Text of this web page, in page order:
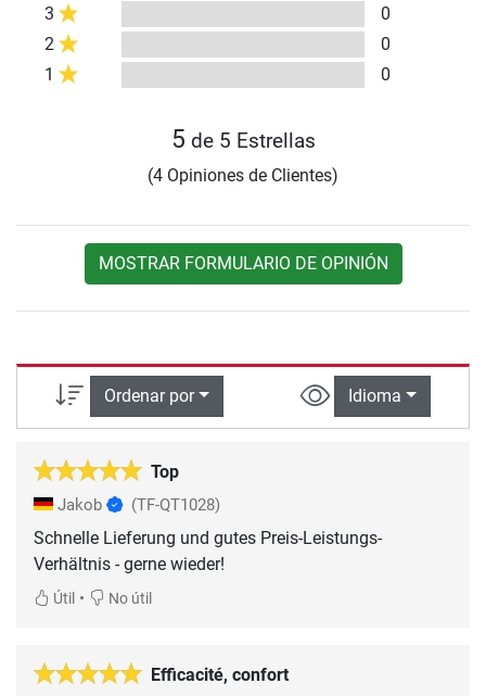
3
0
2
0
1
0
5 de 5 Estrellas
(4 Opiniones de Clientes)
MOSTRAR FORMULARIO DE OPINIÓN
Ordenar por Idioma
Top
Jakob (TF-QT1028)
Schnelle Lieferung und gutes Preis-Leistungs-
Verhältnis - gerne wieder!
Útil • No útil
Efficacité, confort